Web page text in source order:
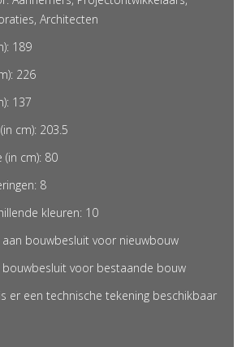
, Architecten
189
226
137
cm): 203.5
cm): 80
8
kleuren: 10
bouwbesluit voor nieuwbouw
voor bestaande bouw
er een technische tekening beschikbaar